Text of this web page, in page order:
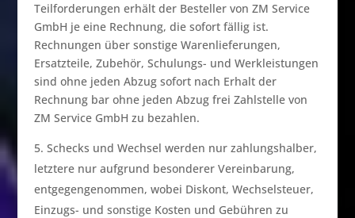
Teilforderungen erhält der Besteller von ZM Service
GmbH je eine Rechnung, die sofort fällig ist.
Rechnungen über sonstige Warenlieferungen,
Ersatzteile, Zubehör, Schulungs- und Werkleistungen
sind ohne jeden Abzug sofort nach Erhalt der
Rechnung bar ohne jeden Abzug frei Zahlstelle von
ZM Service GmbH zu bezahlen.
Schecks und Wechsel werden nur zahlungshalber,
letztere nur aufgrund besonderer Vereinbarung,
entgegengenommen, wobei Diskont, Wechselsteuer,
Einzugs- und sonstige Kosten und Gebühren zu